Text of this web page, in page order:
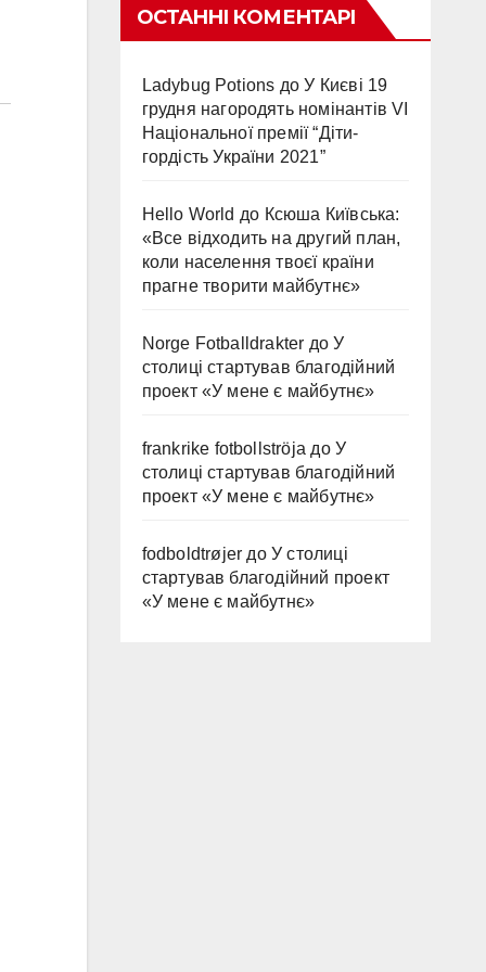
ОСТАННІ КОМЕНТАРІ
Ladybug Potions доУ Києві 19
грудня нагородять номінантів VI
Національної премії “Діти-
гордість України 2021”
Hello World до Ксюша Київська:
«Все відходить на другий план,
коли населення твоєї країни
прагне творити майбутнє»
Norge Fotballdrakter доУ
столиці стартував благодійний
проект «У мене є майбутнє»
frankrike fotbollströja до У
столиці стартував благодійний
проект «У мене є майбутнє»
fodboldtrøjer до У столиці
стартував благодійний проект
«У мене є майбутнє»